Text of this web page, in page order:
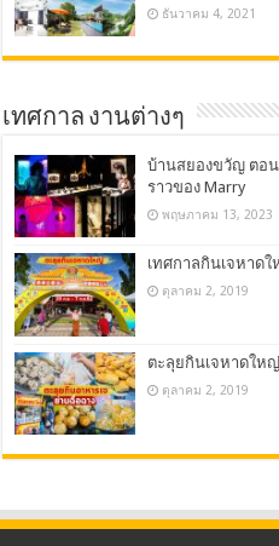
ธันวาคม 4, 2021
เทศกาล งานต่างๆ
บ้านสยองขวัญ ตอน
ราวของ Marry
พฤษภาคม 13, 2023
เทศกาลกินเจหาด
ตุลาคม 2, 2019
ตะลุยกินเจหาดให
ตุลาคม 2, 2019